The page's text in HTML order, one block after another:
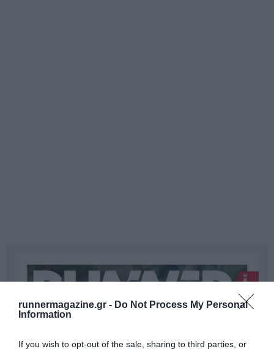
runnermagazine.gr - Do Not Process My Personal
Information
If you wish to opt-out of the sale, sharing to third parties, or